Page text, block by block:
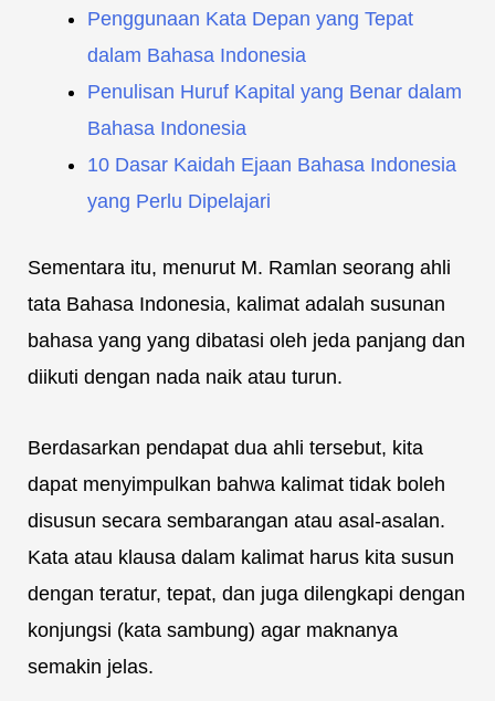
Penggunaan Kata Depan yang Tepat
dalam Bahasa Indonesia
Penulisan Huruf Kapital yang Benar dalam
Bahasa Indonesia
10 Dasar Kaidah Ejaan Bahasa Indonesia
yang Perlu Dipelajari
Sementara itu, menurut M. Ramlan seorang ahli
tata Bahasa Indonesia, kalimat adalah susunan
bahasa yang yang dibatasi oleh jeda panjang dan
diikuti dengan nada naik atau turun.
Berdasarkan pendapat dua ahli tersebut, kita
dapat menyimpulkan bahwa kalimat tidak boleh
disusun secara sembarangan atau asal-asalan.
Kata atau klausa dalam kalimat harus kita susun
dengan teratur, tepat, dan juga dilengkapi dengan
konjungsi (kata sambung) agar maknanya
semakin jelas.